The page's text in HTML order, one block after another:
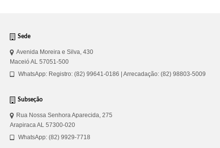
Sede
Avenida Moreira e Silva, 430
Maceió AL 57051-500
WhatsApp: Registro: (82) 99641-0186 | Arrecadação: (82) 98803-5009
Subseção
Rua Nossa Senhora Aparecida, 275
Arapiraca AL 57300-020
WhatsApp: (82) 9929-7718